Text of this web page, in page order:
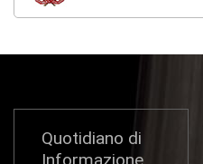
Quotidiano di